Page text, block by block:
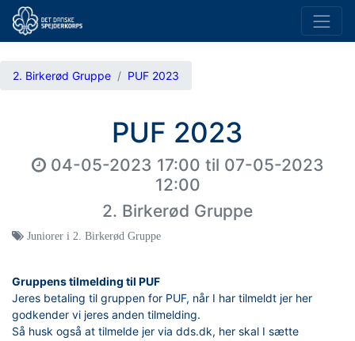
2. Birkerød Gruppe PUF 2023
PUF 2023
04-05-2023 17:00 til 07-05-2023
12:00
2. Birkerød Gruppe
Juniorer i 2. Birkerød Gruppe
Gruppens tilmelding til PUF
Jeres betaling til gruppen for PUF, når I har tilmeldt jer her
godkender vi jeres anden tilmelding.
Så husk også at tilmelde jer via dds.dk, her skal I sætte